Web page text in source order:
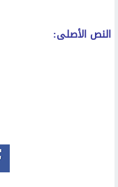
النص الأصلى: